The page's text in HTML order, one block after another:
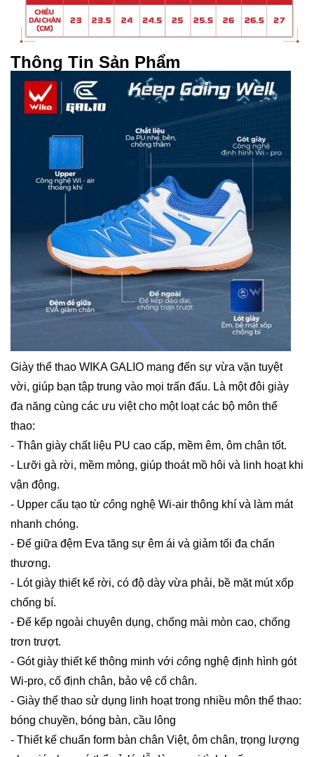
Thông Tin Sản Phẩm
Giày thể thao WIKA GALIO mang đến sự vừa vặn tuyệt
vời, giúp bạn tập trung vào mọi trấn đấu. Là một đôi giày
đa năng cùng các ưu việt cho một loạt các bộ môn thể
thao:
- Thân giày chất liệu PU cao cấp, mềm êm, ôm chân tốt.
- Lưỡi gà rời, mềm mỏng, giúp thoát mồ hôi và linh hoạt khi
vận động.
- Upper cấu tạo từ công nghệ Wi-air thông khí và làm mát
nhanh chóng.
- Đế giữa đệm Eva tăng sự êm ái và giảm tối đa chấn
thương.
- Lót giày thiết kế rời, có độ dày vừa phải, bề mặt mút xốp
chống bí.
- Đế kếp ngoài chuyên dụng, chống mài mòn cao, chống
trơn trượt.
- Gót giày thiết kế thông minh với công nghệ định hình gót
Wi-pro, cố định chân, bảo vệ cổ chân.
- Giày thể thao sử dụng linh hoạt trong nhiều môn thể thao:
bóng chuyền, bóng bàn, cầu lông
- Thiết kế chuẩn form bàn chân Việt, ôm chân, trọng lượng